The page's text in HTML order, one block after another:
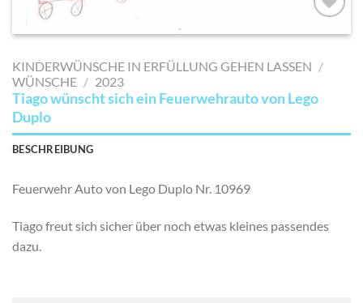
AUF MEINE
SETZEN
KINDERWÜNSCHE IN ERFÜLLUNG GEHEN LASSEN /
WÜNSCHE / 2023
Tiago wünscht sich ein Feuerwehrauto von Lego
Duplo
BESCHREIBUNG
Feuerwehr Auto von Lego Duplo Nr. 10969
Tiago freut sich sicher über noch etwas kleines passendes
dazu.